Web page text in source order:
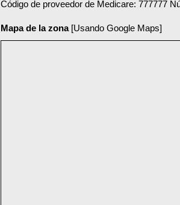
Código de proveedor de Medicare: 777777
Mapa de la zona[Usando Google Maps]